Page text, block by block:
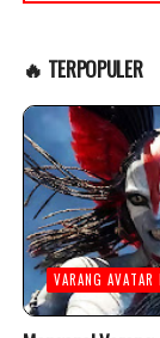
🔥 TERPOPULER
VARANG AVATAR